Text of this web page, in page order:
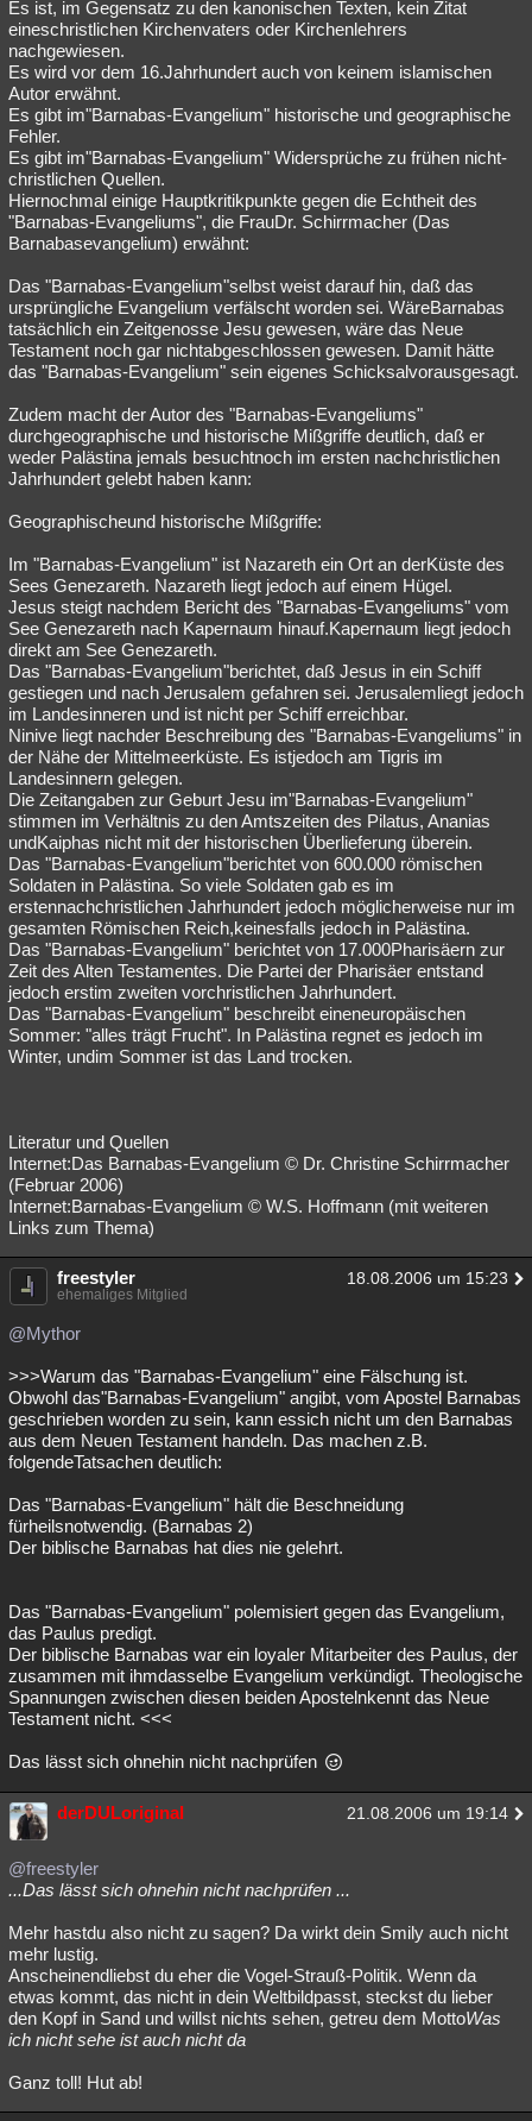
Es ist, im Gegensatz zu den kanonischen Texten, kein Zitat
eineschristlichen Kirchenvaters oder Kirchenlehrers
nachgewiesen.
Es wird vor dem 16.Jahrhundert auch von keinem islamischen
Autor erwähnt.
Es gibt im"Barnabas-Evangelium" historische und geographische
Fehler.
Es gibt im"Barnabas-Evangelium" Widersprüche zu frühen nicht-
christlichen Quellen.
Hiernochmal einige Hauptkritikpunkte gegen die Echtheit des
"Barnabas-Evangeliums", die FrauDr. Schirrmacher (Das
Barnabasevangelium) erwähnt:
Das "Barnabas-Evangelium"selbst weist darauf hin, daß das
ursprüngliche Evangelium verfälscht worden sei. WäreBarnabas
tatsächlich ein Zeitgenosse Jesu gewesen, wäre das Neue
Testament noch gar nichtabgeschlossen gewesen. Damit hätte
das "Barnabas-Evangelium" sein eigenes Schicksalvorausgesagt.
Zudem macht der Autor des "Barnabas-Evangeliums"
durchgeographische und historische Mißgriffe deutlich, daß er
weder Palästina jemals besuchtnoch im ersten nachchristlichen
Jahrhundert gelebt haben kann:
Geographischeund historische Mißgriffe:
Im "Barnabas-Evangelium" ist Nazareth ein Ort an derKüste des
Sees Genezareth. Nazareth liegt jedoch auf einem Hügel.
Jesus steigt nachdem Bericht des "Barnabas-Evangeliums" vom
See Genezareth nach Kapernaum hinauf.Kapernaum liegt jedoch
direkt am See Genezareth.
Das "Barnabas-Evangelium"berichtet, daß Jesus in ein Schiff
gestiegen und nach Jerusalem gefahren sei. Jerusalemliegt jedoch
im Landesinneren und ist nicht per Schiff erreichbar.
Ninive liegt nachder Beschreibung des "Barnabas-Evangeliums" in
der Nähe der Mittelmeerküste. Es istjedoch am Tigris im
Landesinnern gelegen.
Die Zeitangaben zur Geburt Jesu im"Barnabas-Evangelium"
stimmen im Verhältnis zu den Amtszeiten des Pilatus, Ananias
undKaiphas nicht mit der historischen Überlieferung überein.
Das "Barnabas-Evangelium"berichtet von 600.000 römischen
Soldaten in Palästina. So viele Soldaten gab es im
erstennachchristlichen Jahrhundert jedoch möglicherweise nur im
gesamten Römischen Reich,keinesfalls jedoch in Palästina.
Das "Barnabas-Evangelium" berichtet von 17.000Pharisäern zur
Zeit des Alten Testamentes. Die Partei der Pharisäer entstand
jedoch erstim zweiten vorchristlichen Jahrhundert.
Das "Barnabas-Evangelium" beschreibt eineneuropäischen
Sommer: "alles trägt Frucht". In Palästina regnet es jedoch im
Winter, undim Sommer ist das Land trocken.
Literatur und Quellen
Internet:Das Barnabas-Evangelium © Dr. Christine Schirrmacher
(Februar 2006)
Internet:Barnabas-Evangelium © W.S. Hoffmann (mit weiteren
Links zum Thema)
freestyler 18.08.2006 um 15:23
ehemaliges Mitglied
@Mythor
>>>Warum das "Barnabas-Evangelium" eine Fälschung ist.
Obwohl das"Barnabas-Evangelium" angibt, vom Apostel Barnabas
geschrieben worden zu sein, kann essich nicht um den Barnabas
aus dem Neuen Testament handeln. Das machen z.B.
folgendeTatsachen deutlich:
Das "Barnabas-Evangelium" hält die Beschneidung
fürheilsnotwendig. (Barnabas 2)
Der biblische Barnabas hat dies nie gelehrt.
Das "Barnabas-Evangelium" polemisiert gegen das Evangelium,
das Paulus predigt.
Der biblische Barnabas war ein loyaler Mitarbeiter des Paulus, der
zusammen mit ihmdasselbe Evangelium verkündigt. Theologische
Spannungen zwischen diesen beiden Apostelnkennt das Neue
Testament nicht. <<<
Das lässt sich ohnehin nicht nachprüfen
derDULoriginal 21.08.2006 um 19:14
@freestyler
...Das lässt sich ohnehin nicht nachprüfen ...
Mehr hastdu also nicht zu sagen? Da wirkt dein Smily auch nicht
mehr lustig.
Anscheinendliebst du eher die Vogel-Strauß-Politik. Wenn da
etwas kommt, das nicht in dein Weltbildpasst, steckst du lieber
den Kopf in Sand und willst nichts sehen, getreu dem MottoWas
ich nicht sehe ist auch nicht da
Ganz toll! Hut ab!